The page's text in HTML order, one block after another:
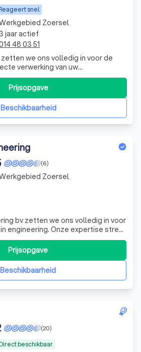
snel
we ons volledig in voor de
verwerking van uw
toonaangevende speler in de
gegevens met de grootste zorg,
Verordening
(AVG) en de relevante lokale
Beschikbaarheid
Prijsopgave
Zoersel
3 jaar actief
48 03 51
(6)
bv zetten we ons volledig in voor
engineering. Onze expertise strekt
van geavanceerde
reactoren tot het
of-the-art ventilatiesystemen
Onze benade
Beschikbaarheid
Prijsopgave
Zoersel
beschikbaar
(20)